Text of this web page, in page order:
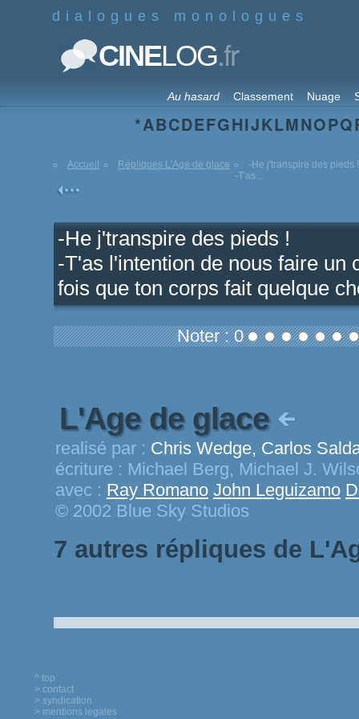
dialogues monologues
CINELOG.fr
Au hasard Classement Nuage
*ABCDEFGHIJKLMNOPQ
Accueil Répliques L'Age de glace
-He j'transpire des pieds !
-T'as...
-He j'transpire des pieds !
-T'as l'intention de nous faire un
fois que ton corps fait quelque
Noter : 0
L'Age de glace
realisé par : Chris Wedge, Carlos
écriture : Michael Berg, Michael J.
avec : Ray Romano John Leguizamo
© 2002 Blue Sky Studios
7 autres répliques de
^ top
> contact
> syndication
> mentions legales